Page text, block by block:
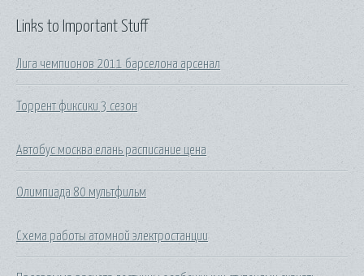
Links to Important Stuff
Лига чемпионов 2011 барселона арсенал
Торрент фиксики 3 сезон
Автобус москва елань расписание цена
Олимпиада 80 мультфильм
Схема работы атомной электростанции